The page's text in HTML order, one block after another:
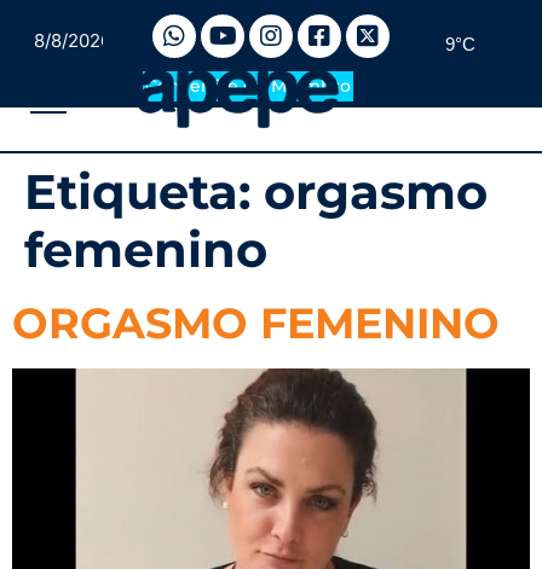
8/8/2026 9°C
Convertite en Miembro
Etiqueta: orgasmo
femenino
ORGASMO FEMENINO